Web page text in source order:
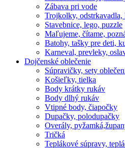
Zábava pri vode
Trojkolky, odstrkavadla,
Stavebnice, lego, puzzle
Maľujeme, čítame,
Batohy, tašky pre deti,
Karneval, prevleky,
Dojčenské oblečenie
Súpravičky, sety
Košieľky, tielka
Body krátky rukáv
Body dlhý rukáv
Vtipné body, čiapočky
Dupačky, polodupačky
Overály,
Tričká
Teplákové súpravy,